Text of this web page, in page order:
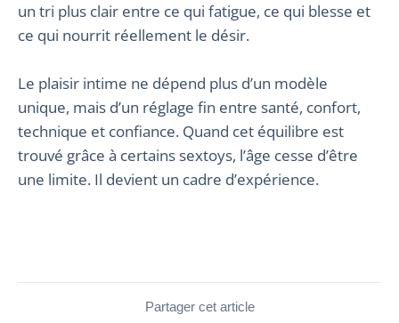
un tri plus clair entre ce qui fatigue, ce qui blesse et
ce qui nourrit réellement le désir.
Le plaisir intime ne dépend plus d’un modèle
unique, mais d’un réglage fin entre santé, confort,
technique et confiance. Quand cet équilibre est
trouvé grâce à certains sextoys, l’âge cesse d’être
une limite. Il devient un cadre d’expérience.
Partager cet article